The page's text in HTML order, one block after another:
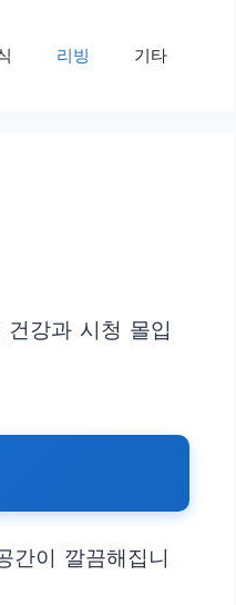
리빙 기타
강과 시청 몰입
간이 깔끔해집니